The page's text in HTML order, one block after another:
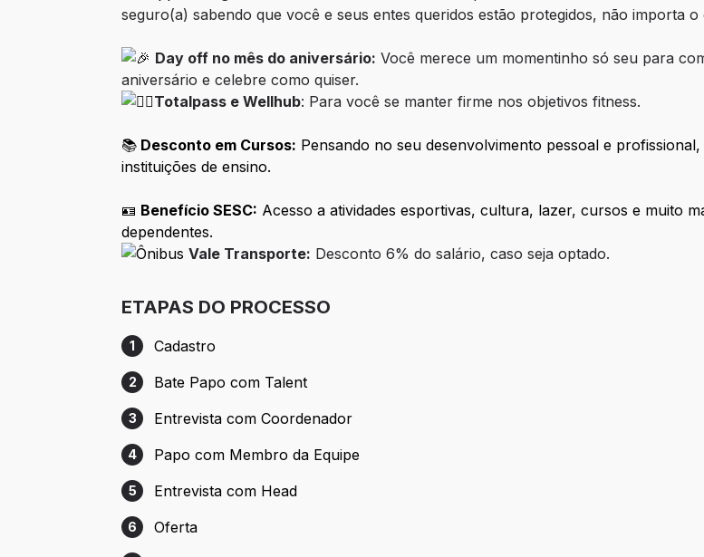
seguro(a) sabendo que você e seus entes queridos estão protegidos, não importa o
Day off no mês do aniversário: Você merece um momentinho só seu para
aniversário e celebre como quiser.
Totalpass e Wellhub: Para você se manter firme nos objetivos fitness.
📚 Desconto em Cursos: Pensando no seu desenvolvimento pessoal e
instituições de ensino.
🪪 Benefício SESC: Acesso a atividades esportivas, cultura, lazer, cursos e muito
dependentes.
Vale Transporte: Desconto 6% do salário, caso seja optado.
ETAPAS DO PROCESSO
Etapa 1: Cadastro
1 Cadastro
Etapa 2: Bate Papo com Talent
2 Bate Papo com Talent
Etapa 3: Entrevista com Coordenador
3 Entrevista com Coordenador
Etapa 4: Papo com Membro da Equipe
4 Papo com Membro da Equipe
Etapa 5: Entrevista com Head
5 Entrevista com Head
Etapa 6: Oferta
6 Oferta